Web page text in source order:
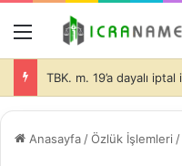
Menü
Anasayfa/Özlük İşlemleri /